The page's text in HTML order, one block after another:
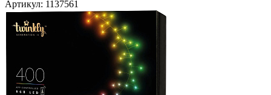
Артикул: 1137561